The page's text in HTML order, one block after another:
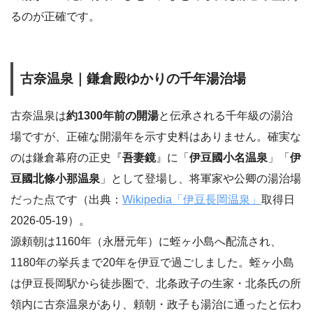
るのが正確です。
古奈温泉｜鎌倉殿ゆかりの千年湯治場
古奈温泉は約1300年前の開湯と伝承される千年級の湯治
場ですが、正確な開湯年を示す史料はありません。確実な
のは鎌倉幕府の正史『吾妻鏡』に「 伊豆國小名温泉 」「 伊
豆國北條小那温泉 」として登場し、将軍家や公卿の湯治場
だった点です（出典： Wikipedia「伊豆長岡温泉」 取得日
2026-05-19）。
源頼朝は1160年（永暦元年）に蛭ヶ小島へ配流され、
1180年の挙兵まで20年を伊豆で過ごしました。蛭ヶ小島
は伊豆長岡駅から徒歩圏で、北条政子の生家・北条氏の所
領内に古奈温泉があり、頼朝・政子も湯治に通ったと伝わ